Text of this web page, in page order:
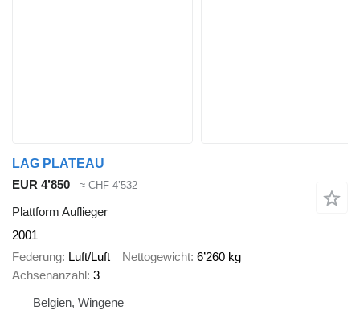
LAG PLATEAU
EUR 4’850
≈ CHF 4’532
Plattform Auflieger
2001
Federung Luft/Luft Nettogewicht 6’260 kg
Achsenanzahl 3
Belgien, Wingene